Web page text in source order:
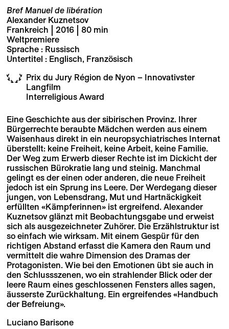
Bref Manuel de libération
Alexander Kuznetsov
Frankreich | 2016 | 80 min
Weltpremiere
Sprache : Russisch
Untertitel : Englisch, Französisch
Prix du Jury Région de Nyon – Innovativster
Langfilm
Interreligious Award
Eine Geschichte aus der sibirischen Provinz. Ihrer
Bürgerrechte beraubte Mädchen werden aus einem
Waisenhaus direkt in ein neuropsychiatrisches Internat
überstellt: keine Freiheit, keine Arbeit, keine Familie.
Der Weg zum Erwerb dieser Rechte ist im Dickicht der
russischen Bürokratie lang und steinig. Manchmal
gelingt es der einen oder anderen, die neue Freiheit
jedoch ist ein Sprung ins Leere. Der Werdegang dieser
jungen, von Lebensdrang, Mut und Hartnäckigkeit
erfüllten «Kämpferinnen» ist ergreifend. Alexander
Kuznetsov glänzt mit Beobachtungsgabe und erweist
sich als ausgezeichneter Zuhörer. Die Erzählstruktur ist
so einfach wie wirksam. Mit einem Gespür für den
richtigen Abstand erfasst die Kamera den Raum und
vermittelt die wahre Dimension des Dramas der
Protagonisten. Wie bei den Emotionen übt sie auch in
den Schlussszenen, wo ein strahlender Blick oder der
leere Raum eines geschlossenen Fensters alles sagen,
äusserste Zurückhaltung. Ein ergreifendes «Handbuch
der Befreiung».
Luciano Barisone